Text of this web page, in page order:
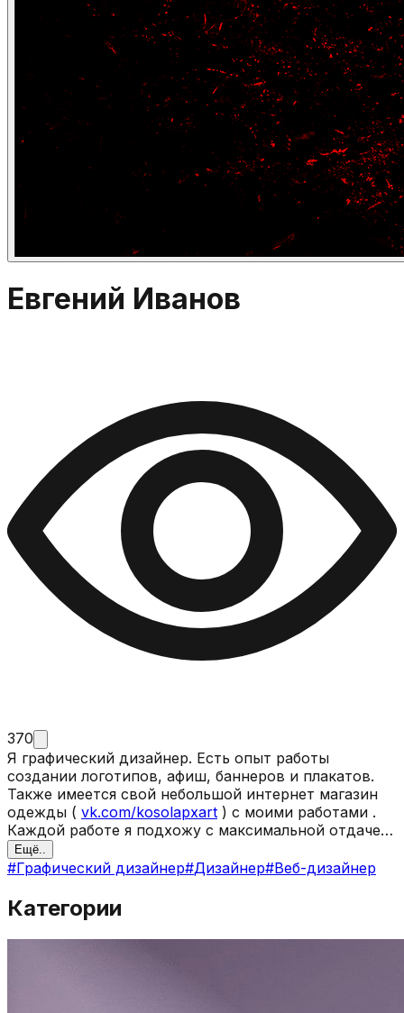
Евгений Иванов
370
Я графический дизайнер. Есть опыт работы
создании логотипов, афиш, баннеров и плакатов.
Также имеется свой небольшой интернет магазин
одежды ( vk.com/kosolapxart ) с моими работами .
Каждой работе я подхожу с максимальной отдачей.
Мне легко перестраиваться с одной стилистики на
другую . Есть опыт работы в студии печати по
приходилось делать верстку логотипов и
изображений. Работаю в illustrator , Coreldraw,
Photoshop
Ещё..
#Графический дизайнер#Дизайнер#Веб-дизайнер
Категории